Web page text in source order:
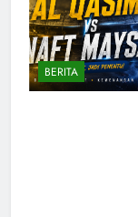
BERITA